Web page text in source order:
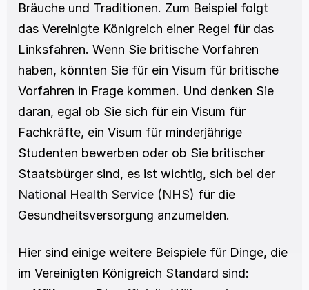
Bräuche und Traditionen. Zum Beispiel folgt
das Vereinigte Königreich einer Regel für das
Linksfahren. Wenn Sie britische Vorfahren
haben, könnten Sie für ein Visum für britische
Vorfahren in Frage kommen. Und denken Sie
daran, egal ob Sie sich für ein Visum für
Fachkräfte, ein Visum für minderjährige
Studenten bewerben oder ob Sie britischer
National Health Service (NHS) für die
Gesundheitsversorgung anzumelden.
Hier sind einige weitere Beispiele für Dinge, die
im Vereinigten Königreich Standard sind: